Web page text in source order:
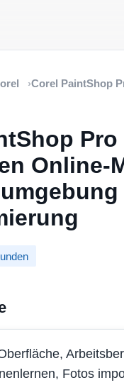
Corel PaintShop
Pro
Online-
Fotos